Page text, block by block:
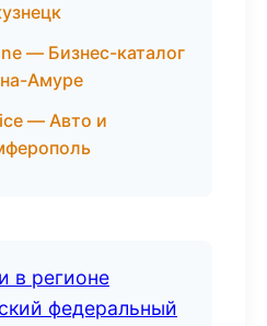
— Бизнес-каталог
Амуре
— Авто и
в регионе
федеральный